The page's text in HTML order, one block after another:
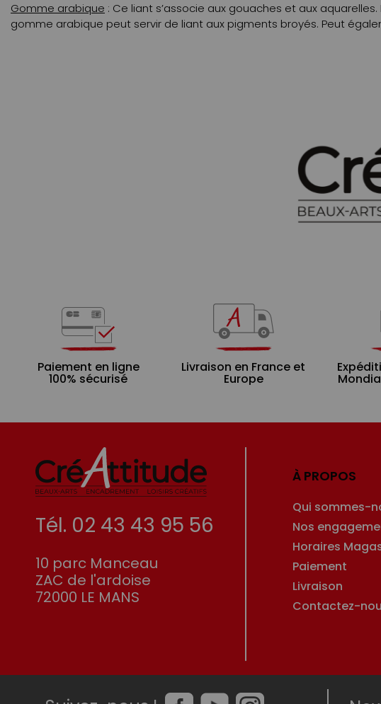
Gomme arabique : Ce liant s’associe aux gouaches et aux
gomme arabique peut servir de liant aux pigments broyés. Peut
Paiement en ligne
100% sécurisé
Livraison en France et
Europe
Tél. 02 43 43 95 56
10 parc Manceau
ZAC de l'ardoise
72000 LE MANS
À PROPOS
Qui sommes-
Nos
Horaires
Paiement
Livraison
Contactez-